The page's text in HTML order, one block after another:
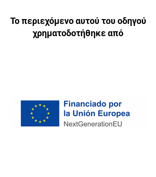
Το περιεχόμενο αυτού του οδηγού
χρηματοδοτήθηκε από